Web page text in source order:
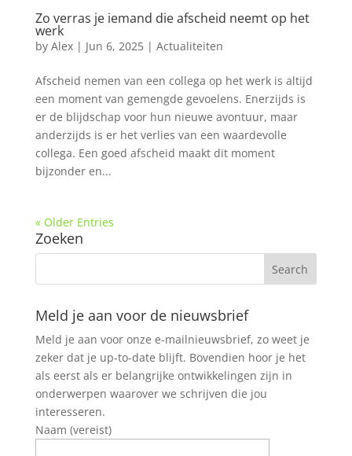
Zo verras je iemand die afscheid neemt op het
werk
by Alex| Jun 6, 2025| Actualiteiten
Afscheid nemen van een collega op het werk is altijd
een moment van gemengde gevoelens. Enerzijds is
er de blijdschap voor hun nieuwe avontuur, maar
anderzijds is er het verlies van een waardevolle
collega. Een goed afscheid maakt dit moment
bijzonder en...
« Older Entries
Zoeken
Meld je aan voor de nieuwsbrief
Meld je aan voor onze e-mailnieuwsbrief, zo weet je
zeker dat je up-to-date blijft. Bovendien hoor je het
als eerst als er belangrijke ontwikkelingen zijn in
onderwerpen waarover we schrijven die jou
interesseren.
Naam (vereist)